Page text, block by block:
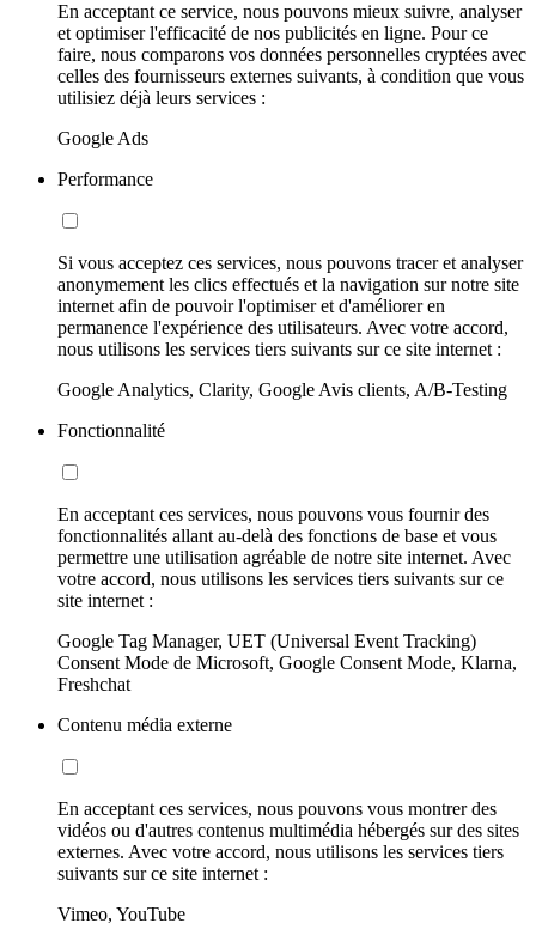
En acceptant ce service, nous pouvons mieux suivre, analyser
et optimiser l'efficacité de nos publicités en ligne. Pour ce
faire, nous comparons vos données personnelles cryptées avec
celles des fournisseurs externes suivants, à condition que vous
utilisiez déjà leurs services :
Google Ads
Performance
Si vous acceptez ces services, nous pouvons tracer et analyser
anonymement les clics effectués et la navigation sur notre site
internet afin de pouvoir l'optimiser et d'améliorer en
permanence l'expérience des utilisateurs. Avec votre accord,
nous utilisons les services tiers suivants sur ce site internet :
Google Analytics, Clarity, Google Avis clients, A/B-Testing
Fonctionnalité
En acceptant ces services, nous pouvons vous fournir des
fonctionnalités allant au-delà des fonctions de base et vous
permettre une utilisation agréable de notre site internet. Avec
votre accord, nous utilisons les services tiers suivants sur ce
site internet :
Google Tag Manager, UET (Universal Event Tracking)
Consent Mode de Microsoft, Google Consent Mode, Klarna,
Freshchat
Contenu média externe
En acceptant ces services, nous pouvons vous montrer des
vidéos ou d'autres contenus multimédia hébergés sur des sites
externes. Avec votre accord, nous utilisons les services tiers
suivants sur ce site internet :
Vimeo, YouTube